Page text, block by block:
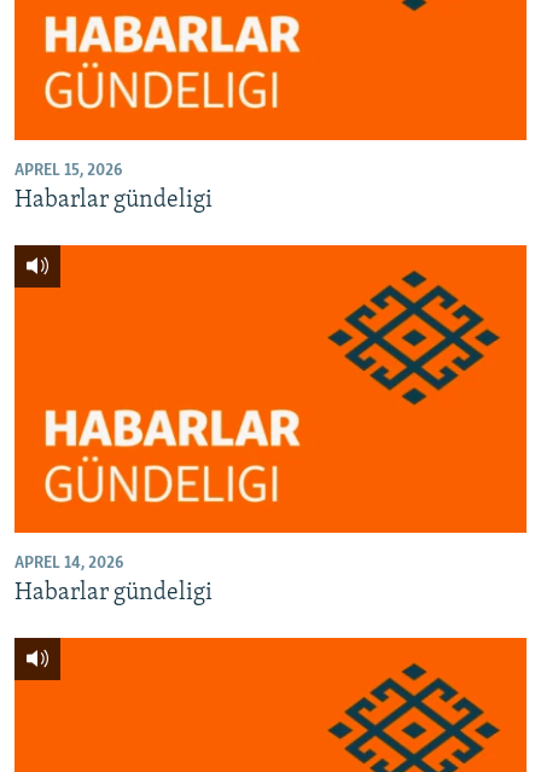
APREL 15, 2026
Habarlar gündeligi
APREL 14, 2026
Habarlar gündeligi